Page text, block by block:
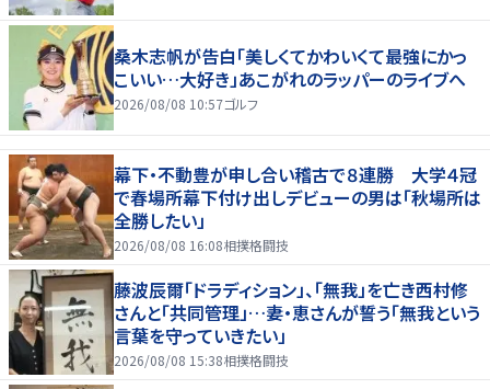
桑木志帆が告白「美しくてかわいくて最強にかっ
こいい…大好き」あこがれのラッパーのライブへ
2026/08/08 10:57ゴルフ
幕下・不動豊が申し合い稽古で８連勝 大学４冠
で春場所幕下付け出しデビューの男は「秋場所は
全勝したい」
2026/08/08 16:08相撲格闘技
藤波辰爾「ドラディション」、「無我」を亡き西村修
さんと「共同管理」…妻・恵さんが誓う「無我という
言葉を守っていきたい」
2026/08/08 15:38相撲格闘技